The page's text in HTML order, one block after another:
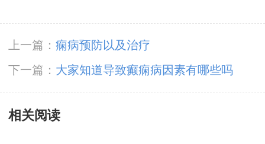
上一篇： 痫病预防以及治疗
下一篇： 大家知道导致癫痫病因素有哪些吗
相关阅读